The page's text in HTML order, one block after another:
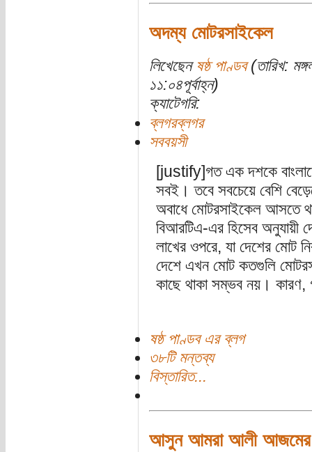
অদম্য মোটরসাইকেল
লিখেছেন ষষ্ঠ পাণ্ডব(তারিখ:
১১:০৪পূর্বাহ্ন)
ক্যাটেগরি:
ব্লগরব্লগর
সববয়সী
[justify]গত এক দশকে
সবই। তবে সবচেয়ে বেশি
অবাধে মোটরসাইকেল আসতে
বিআরটিএ-এর হিসেব অনুযায়ী
লাখের ওপরে, যা দেশের মোট
দেশে এখন মোট কতগুলি
কাছে থাকা সম্ভব নয়। কারণ,
ষষ্ঠ পাণ্ডব এর ব্লগ
৩৮টি মন্তব্য
বিস্তারিত...
আসুন আমরা আলী আজমের